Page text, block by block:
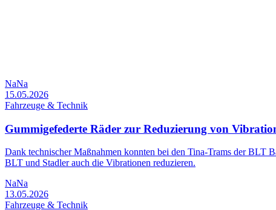
NaNa
15.05.2026
Fahrzeuge & Technik
Gummigefederte Räder zur Reduzierung von
Dank technischer Maßnahmen konnten bei den Tina-Trams der BLT
BLT und Stadler auch die Vibrationen reduzieren.
NaNa
13.05.2026
Fahrzeuge & Technik